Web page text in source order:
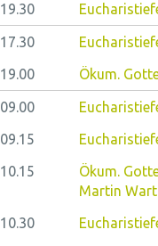
19.30
17.30
19.00
Ökum.
09.00
09.15
10.15
Ökum.
Martin
10.30